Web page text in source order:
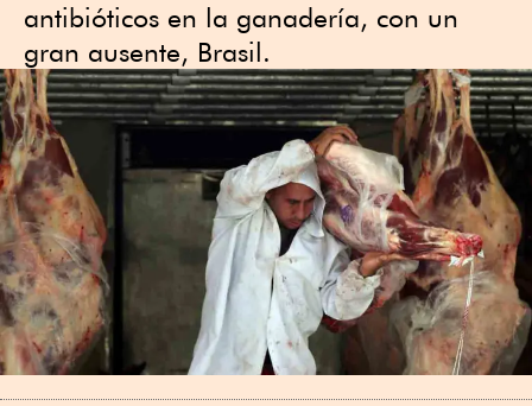
antibióticos en la ganadería, con un
gran ausente, Brasil.